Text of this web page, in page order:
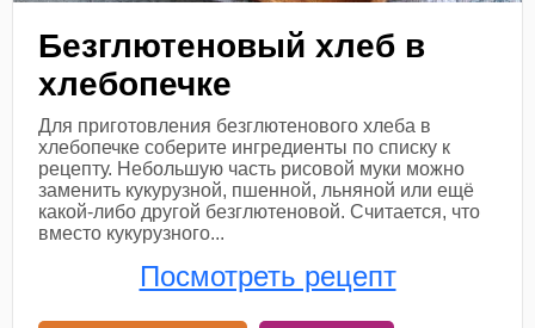
Безглютеновый хлеб в
хлебопечке
Для приготовления безглютенового хлеба в
хлебопечке соберите ингредиенты по списку к
рецепту. Небольшую часть рисовой муки можно
заменить кукурузной, пшенной, льняной или ещё
какой-либо другой безглютеновой. Считается, что
вместо кукурузного...
Посмотреть рецепт